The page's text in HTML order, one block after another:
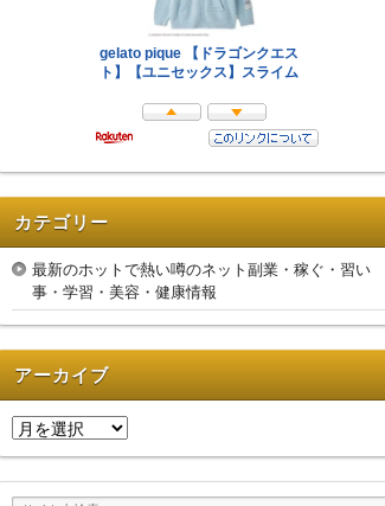
カテゴリー
最新のホットで熱い噂のネット副業・稼ぐ・習い
事・学習・美容・健康情報
アーカイブ
ア
イ